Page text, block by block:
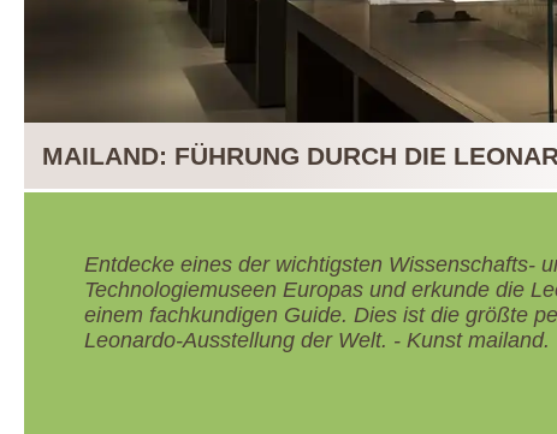
MAILAND: FÜHRUNG DURCH DIE
Entdecke eines der wichtigsten Wissenschafts-
Technologiemuseen Europas und erkunde die
einem fachkundigen Guide. Dies ist die größte
Leonardo-Ausstellung der Welt. - Kunst mailand.